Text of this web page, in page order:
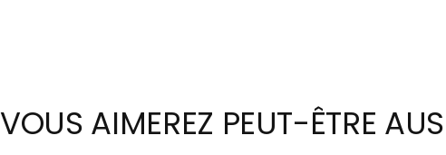
VOUS AIMEREZ PEUT-ÊTRE